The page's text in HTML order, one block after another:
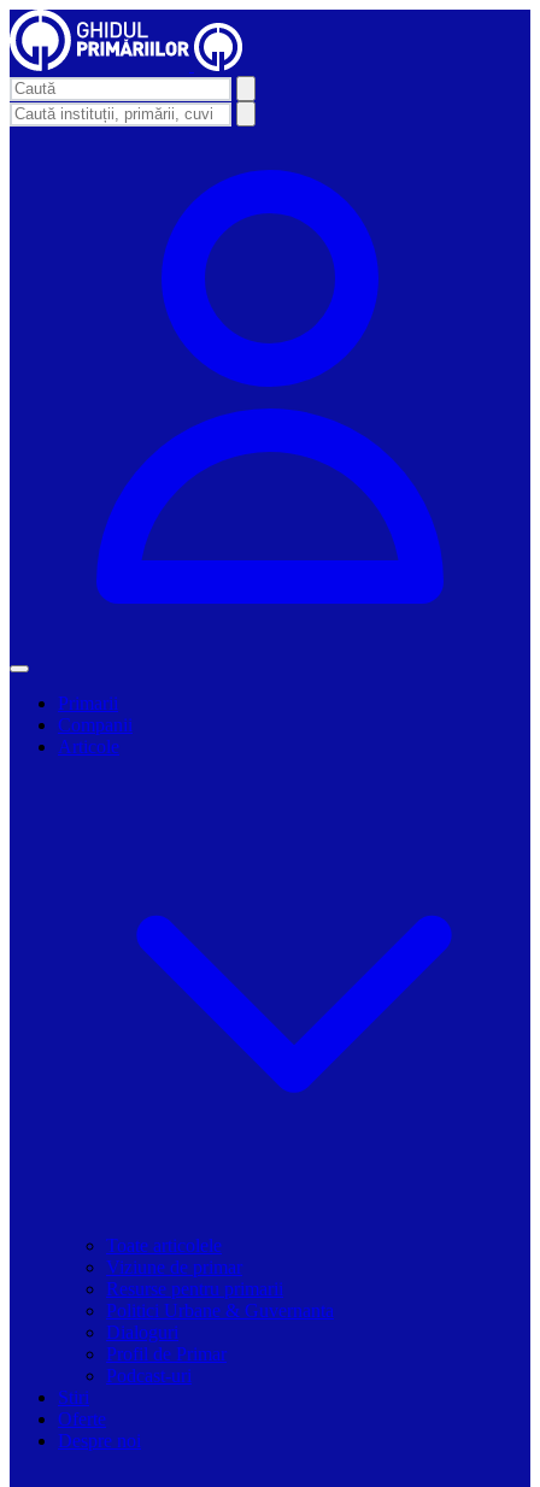
Primarii
Companii
Articole
Toate articolele
Viziune de primar
Resurse pentru primarii
Politici Urbane & Guvernanta
Dialoguri
Profil de Primar
Podcast-uri
Stiri
Oferte
Despre noi